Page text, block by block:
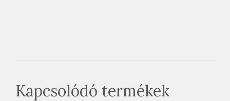
Kapcsolódó termékek